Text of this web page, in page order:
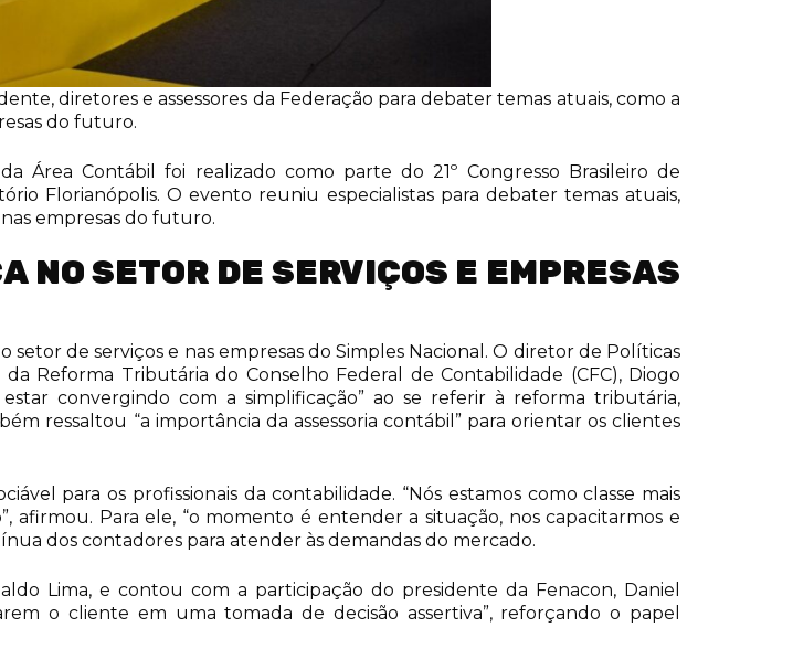
diretores e assessores da Federação para debater temas atuais, como a
do futuro.
Área Contábil foi realizado como parte do 21º Congresso Brasileiro de
Florianópolis. O evento reuniu especialistas para debater temas atuais,
empresas do futuro.
NO SETOR DE SERVIÇOS E EMPRESAS
de serviços e nas empresas do Simples Nacional. O diretor de Políticas
Reforma Tributária do Conselho Federal de Contabilidade (CFC), Diogo
convergindo com a simplificação” ao se referir à reforma tributária,
ressaltou “a importância da assessoria contábil” para orientar os clientes
para os profissionais da contabilidade. “Nós estamos como classe mais
afirmou. Para ele, “o momento é entender a situação, nos capacitarmos e
dos contadores para atender às demandas do mercado.
Lima, e contou com a participação do presidente da Fenacon, Daniel
o cliente em uma tomada de decisão assertiva”, reforçando o papel